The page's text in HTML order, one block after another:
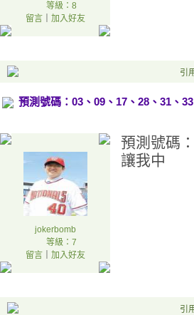
等級：8
留言｜ 加入好友
引
預測號碼：03、09、17、28、31、33
jokerbomb
等級：7
留言｜ 加入好友
預測號碼
讓我中
引